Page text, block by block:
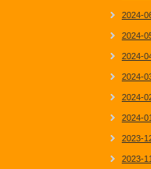
2024-
2024-
2024-
2024-
2024-
2024-
2023-
2023-